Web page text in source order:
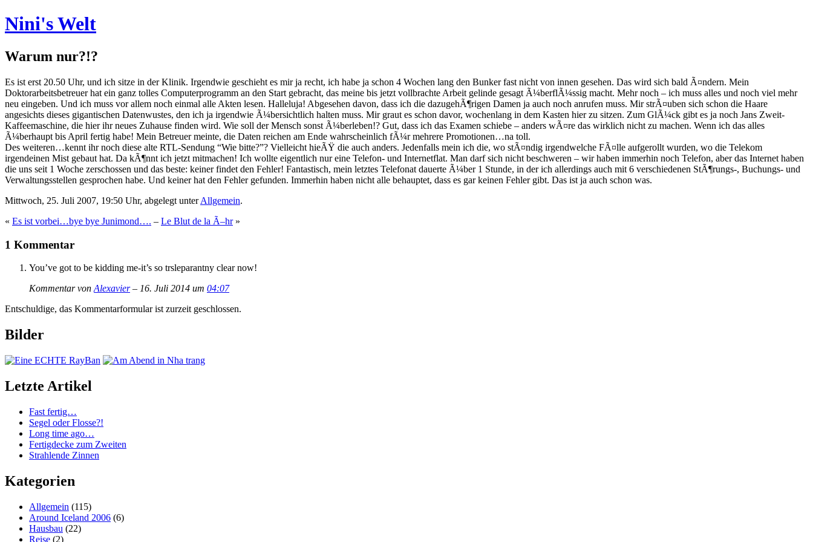
Nini's Welt
Warum nur?!?
Es ist erst 20.50 Uhr, und ich sitze in der Klinik. Irgendwie geschieht es mir ja recht, ich habe ja schon 4 Wochen lang den Bunker fast nicht von innen gesehen. Das wird sich bald Ã¤ndern. Mein
Doktorarbeitsbetreuer hat ein ganz tolles Computerprogramm an den Start gebracht, das meine bis jetzt vollbrachte Arbeit gelinde gesagt Ã¼berflÃ¼ssig macht. Mehr noch – ich muss alles und noch viel mehr
neu eingeben. Und ich muss vor allem noch einmal alle Akten lesen. Halleluja! Abgesehen davon, dass ich die dazugehÃ¶rigen Damen ja auch noch anrufen muss. Mir strÃ¤uben sich schon die Haare
angesichts dieses gigantischen Datenwustes, den ich ja irgendwie Ã¼bersichtlich halten muss. Mir graut es schon davor, wochenlang in dem Kasten hier zu sitzen. Zum GlÃ¼ck gibt es ja noch Jans Zweit-
Kaffeemaschine, die hier ihr neues Zuhause finden wird. Wie soll der Mensch sonst Ã¼berleben!? Gut, dass ich das Examen schiebe – anders wÃ¤re das wirklich nicht zu machen. Wenn ich das alles
Ã¼berhaupt bis April fertig habe! Mein Betreuer meinte, die Daten reichen am Ende wahrscheinlich fÃ¼r mehrere Promotionen…na toll.
Des weiteren…kennt ihr noch diese alte RTL-Sendung “Wie bitte?”? Vielleicht hieÃŸ die auch anders. Jedenfalls mein ich die, wo stÃ¤ndig irgendwelche FÃ¤lle aufgerollt wurden, wo die Telekom
irgendeinen Mist gebaut hat. Da kÃ¶nnt ich jetzt mitmachen! Ich wollte eigentlich nur eine Telefon- und Internetflat. Man darf sich nicht beschweren – wir haben immerhin noch Telefon, aber das Internet haben
die uns seit 1 Woche zerschossen und das beste: keiner findet den Fehler! Fantastisch, mein letztes Telefonat dauerte Ã¼ber 1 Stunde, in der ich allerdings auch mit 6 verschiedenen StÃ¶rungs-, Buchungs- und
Verwaltungsstellen gesprochen habe. Und keiner hat den Fehler gefunden. Immerhin haben nicht alle behauptet, dass es gar keinen Fehler gibt. Das ist ja auch schon was.
Mittwoch, 25. Juli 2007, 19:50 Uhr, abgelegt unterAllgemein.
« Es ist vorbei…bye bye Junimond…. – Le Blut de la Ã–hr»
1 Kommentar
You’ve got to be kidding me-it’s so trsleparantny clear now!
Kommentar von Alexavier– 16. Juli 2014 um 04:07
Entschuldige, das Kommentarformular ist zurzeit geschlossen.
Bilder
Letzte Artikel
Fast fertig…
Segel oder Flosse?!
Long time ago…
Fertigdecke zum Zweiten
Strahlende Zinnen
Kategorien
Allgemein (115)
Around Iceland 2006 (6)
Hausbau (22)
Reise (2)